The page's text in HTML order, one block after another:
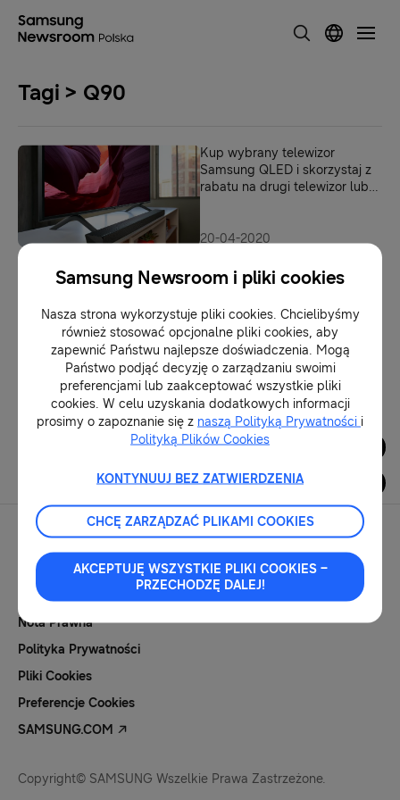
Tagi > Q90
Kup wybrany telewizor
Samsung QLED i skorzystaj z
rabatu na drugi telewizor lub
20-04-2020
sprzedaży
06-05-2019
1
Kontakt Dla Mediów
Nota Prawna
Polityka Prywatności
Pliki Cookies
Preferencje Cookies
SAMSUNG.COM
Copyright© SAMSUNG Wszelkie Prawa Zastrzeżone.
Samsung Newsroom i pliki cookies
Nasza strona wykorzystuje pliki cookies. Chcielibyśmy
również stosować opcjonalne pliki cookies, aby
zapewnić Państwu najlepsze doświadczenia. Mogą
Państwo podjąć decyzję o zarządzaniu swoimi
preferencjami lub zaakceptować wszystkie pliki
cookies. W celu uzyskania dodatkowych informacji
prosimy o zapoznanie się z naszą Polityką Prywatności i
Polityką Plików Cookies
KONTYNUUJ BEZ ZATWIERDZENIA
CHCĘ ZARZĄDZAĆ PLIKAMI COOKIES
AKCEPTUJĘ WSZYSTKIE PLIKI COOKIES –
PRZECHODZĘ DALEJ!